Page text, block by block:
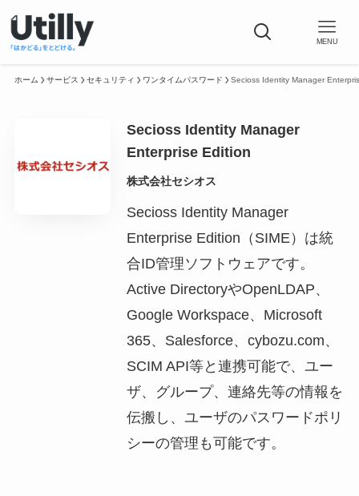
MENU
ホーム サービス セキュリティ ワンタイムパスワード Secioss Identity Manager
Secioss Identity Manager
Enterprise Edition
株式会社セシオス
Secioss Identity Manager
Enterprise Edition（SIME）は統
合ID管理ソフトウェアです。
Active DirectoryやOpenLDAP、
Google Workspace、Microsoft
365、Salesforce、cybozu.com、
SCIM API等と連携可能で、ユー
ザ、グループ、連絡先等の情報を
伝搬し、ユーザのパスワードポリ
シーの管理も可能です。